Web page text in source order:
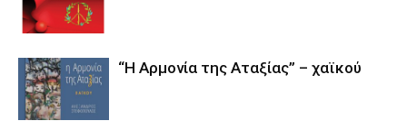
“Η Αρμονία της Αταξίας” – χαϊκού